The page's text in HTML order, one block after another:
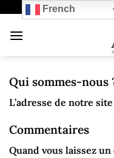
Passer
contenu
Qui sommes-nous
L’adresse de notre
Commentaires
Quand vous laissez
French